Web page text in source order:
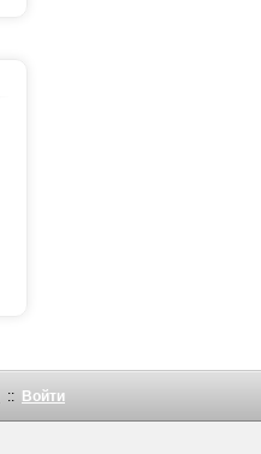
:: Войти